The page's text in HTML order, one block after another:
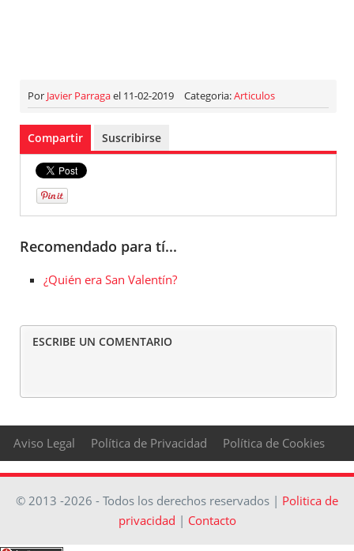
Por Javier Parragael 11-02-2019 Categoria:Articulos
Compartir Suscribirse
Recomendado para tí...
¿Quién era San Valentín?
ESCRIBE UN COMENTARIO
Aviso Legal Política de Privacidad Política de Cookies
© 2013 -2026 - Todos los derechos reservados | Politica de
privacidad | Contacto